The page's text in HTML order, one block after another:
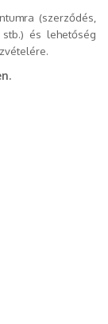
(szerződés,
és lehetőség